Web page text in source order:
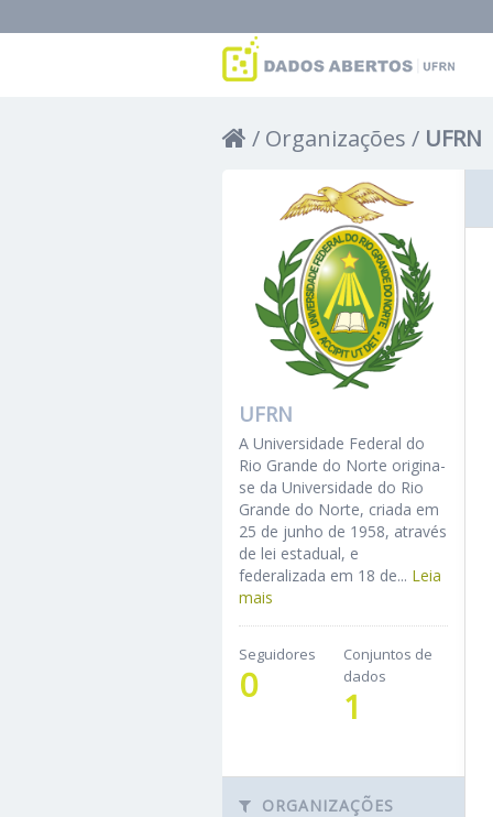
Organizações UFRN
UFRN
A Universidade Federal do
Rio Grande do Norte origina-
se da Universidade do Rio
Grande do Norte, criada em
25 de junho de 1958, através
de lei estadual, e
federalizada em 18 de... Leia
mais
Seguidores
0
Conjuntos de
dados
1
ORGANIZAÇÕES